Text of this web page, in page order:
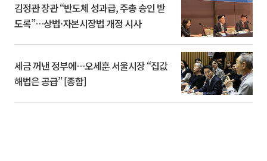
김정관 장관 “반도체 성과급, 주총 승인 받
도록”…상법·자본시장법 개정 시사
세금 꺼낸 정부에…오세훈 서울시장 “집값
해법은 공급” [종합]